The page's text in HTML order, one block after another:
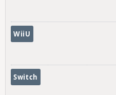
WiiU
Switch